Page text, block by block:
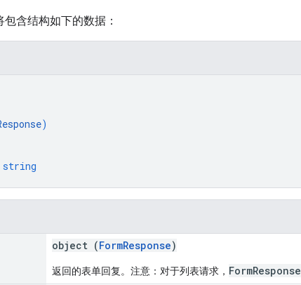
包含结构如下的数据：
)
string
object (FormResponse)
返回的表单回复。注意：对于列表请求， FormResponse